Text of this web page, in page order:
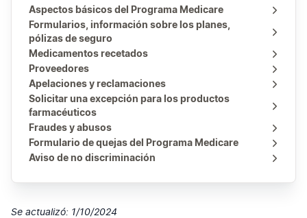
Aspectos básicos del Programa Medicare
Formularios, información sobre los planes,
pólizas de seguro
Medicamentos recetados
Proveedores
Apelaciones y reclamaciones
Solicitar una excepción para los productos
farmacéuticos
Fraudes y abusos
Formulario de quejas del Programa Medicare
Aviso de no discriminación
Se actualizó: 1/10/2024